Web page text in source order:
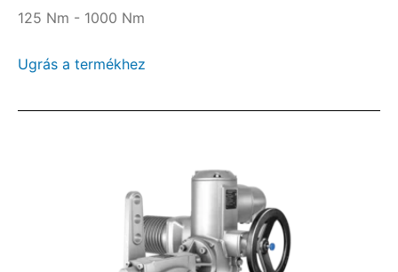
125 Nm - 1000 Nm
Ugrás a termékhez